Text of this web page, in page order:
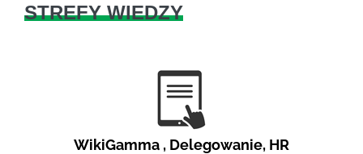
STREFY WIEDZY
WikiGamma , Delegowanie, HR